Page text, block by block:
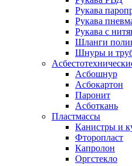
Рукава
Рукава
Рукава с
Шланги
Шнуры и
Асбошнур
Асбокартон
Паронит
Асботкань
Пластмассы
Канистры и
Фторопласт
Капролон
Оргстекло